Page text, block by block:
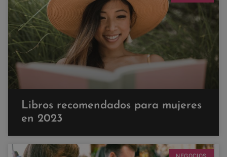
Libros recomendados para mujeres
en 2023